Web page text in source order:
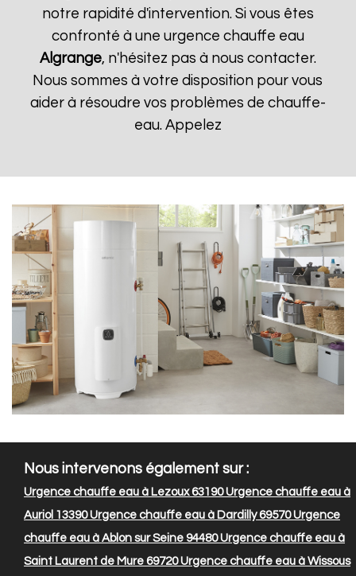
notre rapidité d'intervention. Si vous êtes
confronté à une urgence chauffe eau
Algrange, n'hésitez pas à nous contacter.
Nous sommes à votre disposition pour vous
aider à résoudre vos problèmes de chauffe-
eau. Appelez
Nous intervenons également sur :
Urgence chauffe eau à Lezoux 63190Urgence chauffe eau à
Auriol 13390Urgence chauffe eau à Dardilly 69570Urgence
chauffe eau à Ablon sur Seine 94480Urgence chauffe eau à
Saint Laurent de Mure 69720Urgence chauffe eau à Wissous